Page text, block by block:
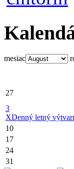
mesiac
27
3
XDenný letný
10
17
24
31